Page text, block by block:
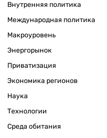
Внутренняя политика
Международная политика
Макроуровень
Энергорынок
Приватизация
Экономика регионов
Наука
Технологии
Среда обитания